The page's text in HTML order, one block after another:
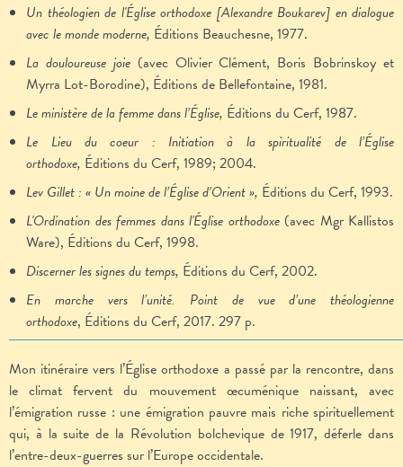
Un théologien de l'Église orthodoxe [Alexandre Boukarev] en dialogue
avec le monde moderne, Éditions Beauchesne, 1977.
La douloureuse joie(avec Olivier Clément, Boris Bobrinskoy et
Myrra Lot-Borodine), Éditions de Bellefontaine, 1981.
Le ministère de la femme dans l’Église, Éditions duCerf, 1987.
Le Lieu du coeur : Initiation à la spiritualité de l’Église
orthodoxe, Éditions duCerf, 1989; 2004.
Lev Gillet : « Un moine de l’Église d’Orient », Éditions duCerf, 1993.
L'Ordination des femmes dans l'Église orthodoxe (avec Mgr Kallistos
Ware), Éditions duCerf, 1998.
Discerner les signes du temps, Éditions duCerf, 2002.
En marche vers l’unité. Point de vue d’une théologienne
orthodoxe, Éditions du Cerf, 2017. 297 p.
Mon itinéraire vers l’Église orthodoxe a passé par la rencontre, dans
le climat fervent du mouvement œcuménique naissant, avec
l’émigration russe : une émigration pauvre mais riche spirituellement
qui, à la suite de la Révolution bolchevique de 1917, déferle dans
l’entre-deux-guerres sur l’Europe occidentale.